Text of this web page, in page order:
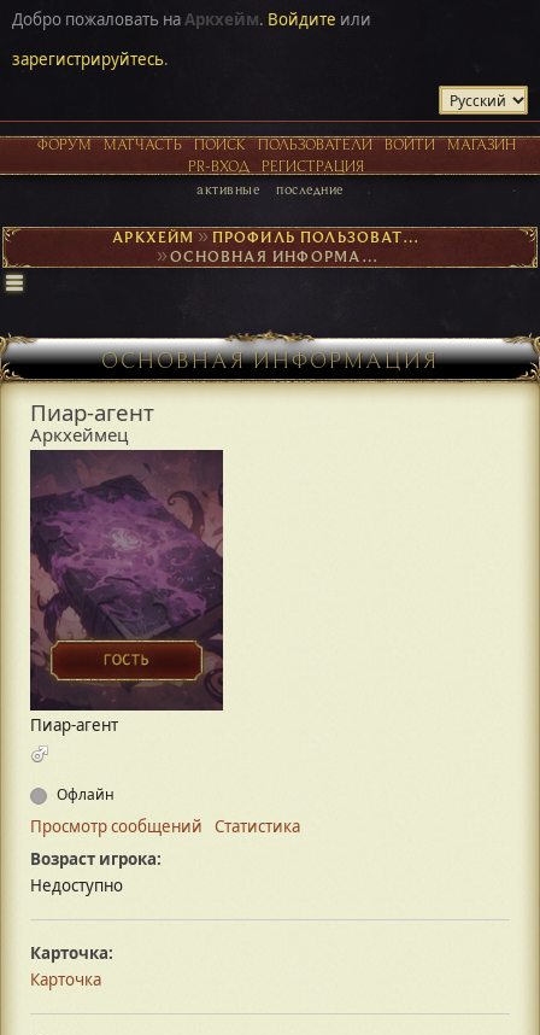
Добро пожаловать наАркхейм. Войдите или
зарегистрируйтесь.
ФОРУМ МАТЧАСТЬ ПОИСК ПОЛЬЗОВАТЕЛИ ВОЙТИ
МАГАЗИН
PR-ВХОД
РЕГИСТРАЦИЯ
активные последние
АРКХЕЙМ► ПРОФИЛЬ ПОЛЬЗОВАТЕЛЯ ПИАР-АГЕНТ
► ОСНОВНАЯ ИНФОРМАЦИЯ
ОСНОВНАЯ ИНФОРМАЦИЯ
Пиар-агент
Аркхеймец
Пиар-агент
Офлайн
Просмотр сообщений
Статистика
Возраст игрока:
Недоступно
Карточка:
Карточка